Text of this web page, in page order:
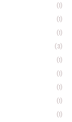
(1)
(1)
(1)
(3)
(1)
(1)
(1)
(1)
(1)